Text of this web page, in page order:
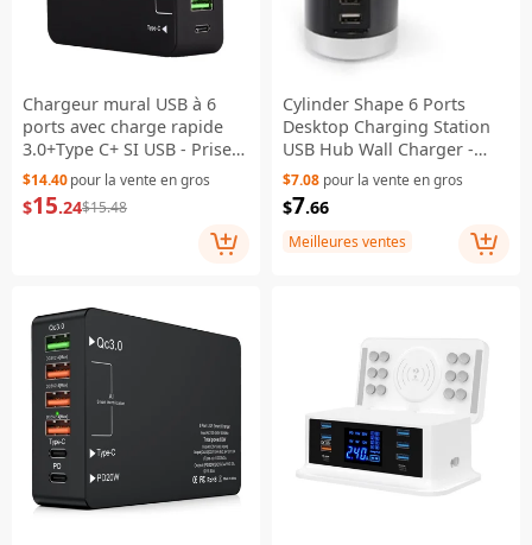
Chargeur mural USB à 6
ports avec charge rapide
3.0+Type C+ SI USB - Prise
US
$14.40pour la vente en gros
$15.24$15.48
Cylinder Shape 6 Ports
Desktop Charging Station
USB Hub Wall Charger -
Black
$7.08 pour la vente en gros
$7.66
Meilleures ventes